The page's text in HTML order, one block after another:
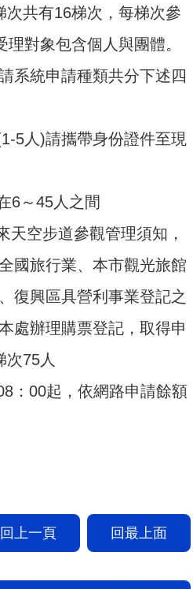
共有16梯次，每梯次參
對象包含個人與團體。
系統申請種類共分下述四
5人)請攜帶身份證件至現
6～45人之間
天空步道參觀管理須知，
國旅行業、本市觀光旅館
復興區具營利事業登記之
處辦理購票登記，取得申
次75人
：00起，依網路申請餘額
回上一頁 回最上面